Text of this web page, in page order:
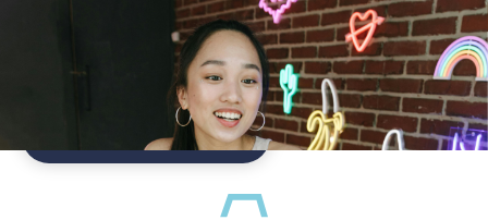
Em qualquer fase da sua vida a DPG está com você,
estamos prontos pra te auxiliar e resolver qualquer
situação.
Falar com um especialista